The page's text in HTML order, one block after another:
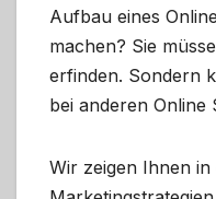
Aufbau eines
machen? Sie
erfinden. Sondern
bei anderen
Wir zeigen Ihnen in